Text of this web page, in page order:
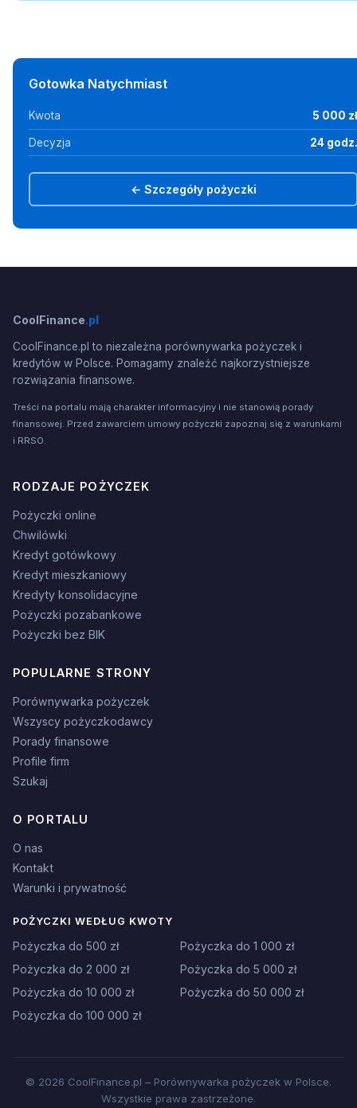
Gotowka Natychmiast
Kwota 5 000 zł
Decyzja 24 godz.
← Szczegóły pożyczki
CoolFinance.pl
CoolFinance.pl to niezależna porównywarka pożyczek i
kredytów w Polsce. Pomagamy znaleźć najkorzystniejsze
rozwiązania finansowe.
Treści na portalu mają charakter informacyjny i nie stanowią porady
finansowej. Przed zawarciem umowy pożyczki zapoznaj się z warunkami
i RRSO.
RODZAJE POŻYCZEK
Pożyczki online
Chwilówki
Kredyt gotówkowy
Kredyt mieszkaniowy
Kredyty konsolidacyjne
Pożyczki pozabankowe
Pożyczki bez BIK
POPULARNE STRONY
Porównywarka pożyczek
Wszyscy pożyczkodawcy
Porady finansowe
Profile firm
Szukaj
O PORTALU
O nas
Kontakt
Warunki i prywatność
POŻYCZKI WEDŁUG KWOTY
Pożyczka do 500 zł
Pożyczka do 1 000 zł
Pożyczka do 2 000 zł
Pożyczka do 5 000 zł
Pożyczka do 10 000 zł
Pożyczka do 50 000 zł
Pożyczka do 100 000 zł
© 2026 CoolFinance.pl – Porównywarka pożyczek w Polsce.
Wszystkie prawa zastrzeżone.